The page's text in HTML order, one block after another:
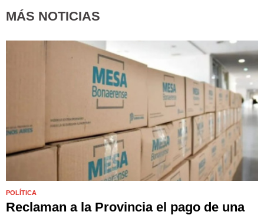
MÁS NOTICIAS
POLÍTICA
Reclaman a la Provincia el pago de una